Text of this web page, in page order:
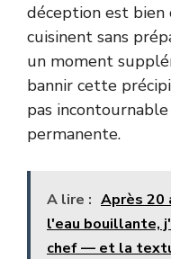
déception est bien
cuisinent sans
un moment
bannir cette
pas
permanente.
A lire : Après 20
l'eau bouillante,
chef — et la